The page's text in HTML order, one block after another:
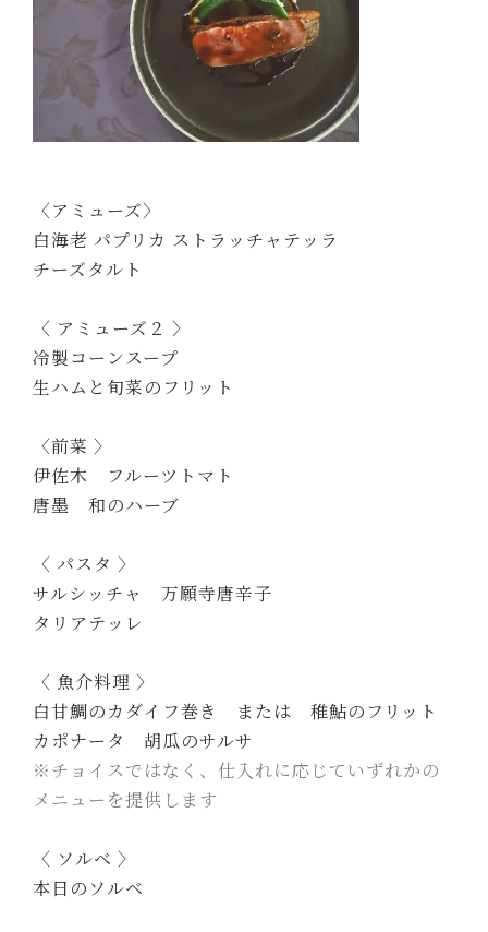
〈アミューズ〉
白海老 パプリカ ストラッチャテッラ
チーズタルト
〈 アミューズ２ 〉
冷製コーンスープ
生ハムと旬菜のフリット
〈前菜 〉
伊佐木 フルーツトマト
唐墨 和のハーブ
〈 パスタ 〉
サルシッチャ 万願寺唐辛子
タリアテッレ
〈 魚介料理 〉
白甘鯛のカダイフ巻き または 稚鮎のフリット
カポナータ 胡瓜のサルサ
※チョイスではなく、仕入れに応じていずれかの
メニューを提供します
〈 ソルベ 〉
本日のソルベ